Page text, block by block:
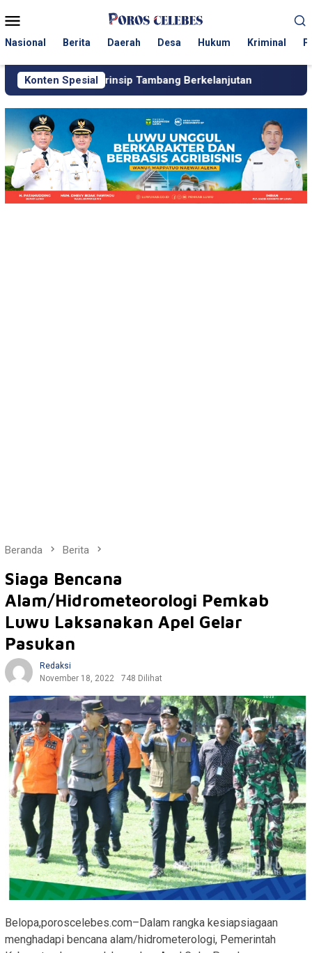
ke
Mobile
Nasional Berita Daerah Desa Hukum Kriminal
Konten Spesial
Prinsip Tambang Berkelanjutan Dugaan Setoran ke
Beranda Berita
Siaga Bencana
Alam/Hidrometeorologi Pemkab
Luwu Laksanakan Apel Gelar
Pasukan
Redaksi
November 18, 2022
748 Dilihat
Belopa,poroscelebes.com–Dalam rangka kesiapsiagaan
menghadapi bencana alam/hidrometerologi, Pemerintah